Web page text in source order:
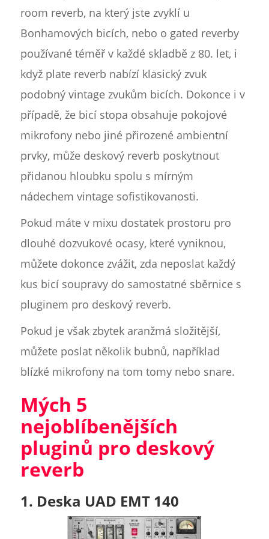
room reverb, na který jste zvyklí u
Bonhamových bicích, nebo o gated reverby
používané téměř v každé skladbě z 80. let, i
když plate reverb nabízí klasický zvuk
podobný vintage zvukům bicích. Dokonce i v
případě, že bicí stopa obsahuje pokojové
mikrofony nebo jiné přirozené ambientní
prvky, může deskový reverb poskytnout
přidanou hloubku spolu s mírným
nádechem vintage sofistikovanosti.
Pokud máte v mixu dostatek prostoru pro
dlouhé dozvukové ocasy, které vyniknou,
můžete dokonce zvážit, zda neposlat každý
kus bicí soupravy do samostatné sběrnice s
pluginem pro deskový reverb.
Pokud je však zbytek aranžmá složitější,
můžete poslat několik bubnů, například
blízké mikrofony na tom tomy nebo snare.
Mých 5
nejoblíbenějších
pluginů pro deskový
reverb
1. Deska UAD EMT 140